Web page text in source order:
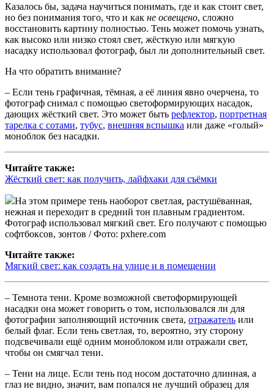
Казалось бы, задача научиться понимать, где и как стоит свет,
но без понимания того, что и как не освещено, сложно
восстановить картину полностью. Тень может помочь узнать,
как высоко или низко стоял свет, жёсткую или мягкую
насадку использовал фотограф, был ли дополнительный свет.
На что обратить внимание?
– Если тень графичная, тёмная, а её линия явно очерчена, то
фотограф снимал с помощью светоформирующих насадок,
дающих жёсткий свет. Это может быть рефлектор, портретная
тарелка с сотами, тубус, внешняя вспышка или даже «голый»
моноблок без насадки.
Читайте также:
Жёсткий свет: как получить, лайфхаки для съёмки
На этом примере тень наоборот светлая, растушёванная,
нежная и переходит в средний тон плавным градиентом.
Фотограф использовал мягкий свет. Его получают с помощью
софтбоксов, зонтов / Фото: pxhere.com
Читайте также:
Мягкий свет: как создать на улице и в помещении
– Темнота тени. Кроме возможной светоформирующей
насадки она может говорить о том, использовался ли для
фотографии заполняющий источник света, отражатель или
белый флаг. Если тень светлая, то, вероятно, эту сторону
подсвечивали ещё одним моноблоком или отражали свет,
чтобы он смягчал тени.
– Тени на лице. Если тень под носом достаточно длинная, а
глаз не видно, значит, вам попался не лучший образец для